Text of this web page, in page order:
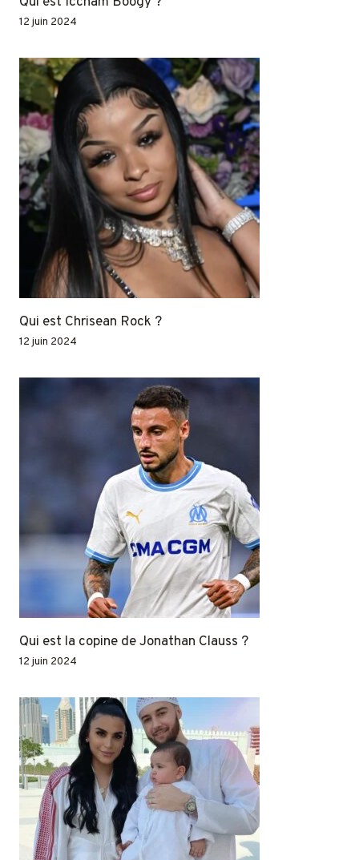
12 juin 2024
Qui est Chrisean Rock ?
12 juin 2024
Qui est la copine de Jonathan Clauss ?
12 juin 2024